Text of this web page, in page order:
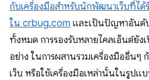
กับเครื่องมือสำหรับนักพัฒนาเว็บที่ไ
ใน crbug.com และเป็นปัญหาอันดั
ทั้งหมด การรองรับหลายไคลเอ็นต์ยัง
อย่าง ในการผสานรวมเครื่องมืออื่น
เว็บ หรือใช้เครื่องมือเหล่านั้นในรูปแ